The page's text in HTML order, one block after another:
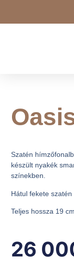
Szatén
készült nyakék
színekben.
Hátul fekete szatén
Teljes hossza 19 cm.
26